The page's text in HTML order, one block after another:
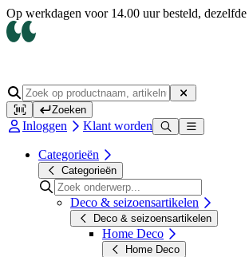
Op werkdagen voor 14.00 uur besteld, dezelfde
Zoeken
Inloggen Klant worden
Categorieën
Categorieën
Deco & seizoensartikelen
Deco & seizoensartikelen
Home Deco
Home Deco